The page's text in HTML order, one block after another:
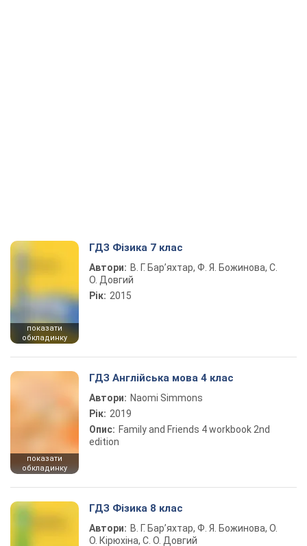
показати
обкладинку
ГДЗ Фізика 7 клас
Автори: В. Г. Бар’яхтар, Ф. Я. Божинова, С.
О. Довгий
Рік: 2015
показати
обкладинку
ГДЗ Англійська мова 4 клас
Автори: Naomi Simmons
Рік: 2019
Опис: Family and Friends 4 workbook 2nd
edition
ГДЗ Фізика 8 клас
Автори: В. Г. Бар’яхтар, Ф. Я. Божинова, О.
О. Кірюхіна, С. О. Довгий